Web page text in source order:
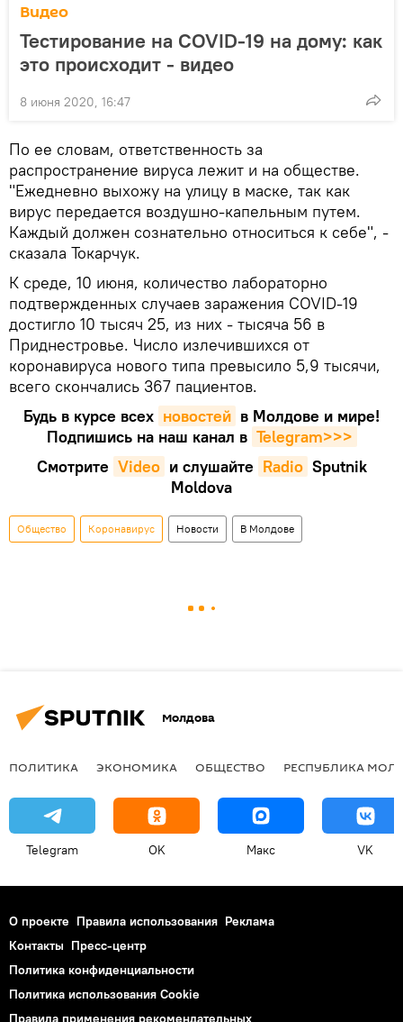
Видео
Тестирование на COVID-19 на дому: как
это происходит - видео
8 июня 2020, 16:47
По ее словам, ответственность за
распространение вируса лежит и на обществе.
"Ежедневно выхожу на улицу в маске, так как
вирус передается воздушно-капельным путем.
Каждый должен сознательно относиться к себе", -
сказала Токарчук.
К среде, 10 июня, количество лабораторно
подтвержденных случаев заражения COVID-19
достигло 10 тысяч 25, из них - тысяча 56 в
Приднестровье. Число излечившихся от
коронавируса нового типа превысило 5,9 тысячи,
всего скончались 367 пациентов.
Будь в курсе всех новостей в Молдове и мире!
Подпишись на наш канал в Telegram>>>
Смотрите Video и слушайте Radio Sputnik
Moldova
Общество Коронавирус Новости В Молдове
Молдова
ПОЛИТИКА ЭКОНОМИКА ОБЩЕСТВО РЕСПУБЛИКА
Telegram OK Макс VK
О проекте Правила использования Реклама
Контакты Пресс-центр
Политика конфиденциальности
Политика использования Cookie
Правила применения рекомендательных